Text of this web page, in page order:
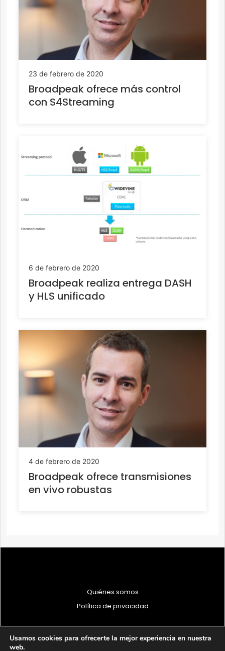
23 de febrero de 2020
Broadpeak ofrece más control
con S4Streaming
6 de febrero de 2020
Broadpeak realiza entrega DASH
y HLS unificado
4 de febrero de 2020
Broadpeak ofrece transmisiones
en vivo robustas
Quiénes somos
Política de privacidad
Usamos cookies para ofrecerte la mejor experiencia en nuestra
web.